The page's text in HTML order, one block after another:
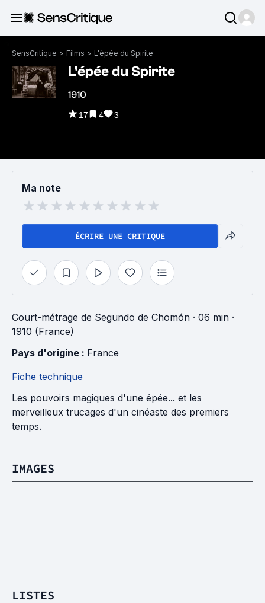
SensCritique > Films > L'épée du Spirite
L'épée du Spirite
1910
17 4 3
Ma note
ÉCRIRE UNE CRITIQUE
Court-métrage de Segundo de Chomón · 06 min ·
1910 (France)
Pays d'origine : France
Fiche technique
Les pouvoirs magiques d'une épée... et les
merveilleux trucages d'un cinéaste des premiers
temps.
IMAGES
LISTES